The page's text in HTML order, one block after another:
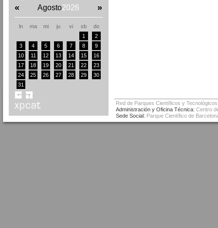
«
Agosto2026 »
ln ma mi ju vi sb
do
1
2
3
4 5 6 7 8
9
10
11 12 13 14 15
16
17
18 19 20 21 22
23
24
25 26 27 28 29
30
31
Red de Parques Científicos y
Administración y Oficina Técnica: Centro
Sede Social: Parque Científico de